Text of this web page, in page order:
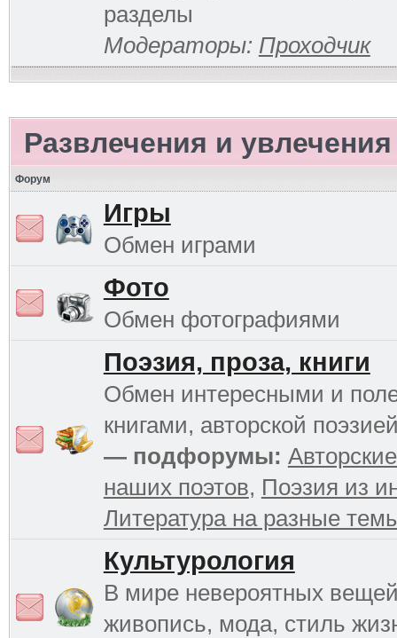
разделы
Модераторы: Проходчик
Развлечения и увлечения
Форум
Игры
Обмен играми
Фото
Обмен фотографиями
Поэзия, проза, книги
Обмен интересными и
книгами, авторской
— подфорумы:
наших поэтов, Поэзия из
Литература на разные
Культурология
В мире невероятных
живопись, мода, стиль